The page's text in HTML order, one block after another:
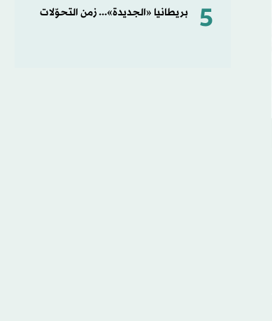
5 بريطانيا «الجديدة»... زمن التحوّلات